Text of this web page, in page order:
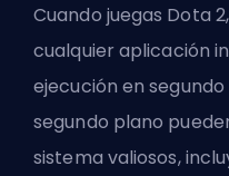
Cuando juegas Dota
cualquier aplicación
ejecución en
segundo plano
sistema valiosos,